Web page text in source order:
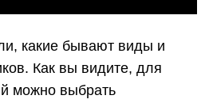
какие бывают виды и
Как вы видите, для
можно выбрать